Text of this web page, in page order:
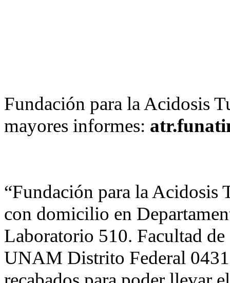
Fundación para la Acidosis
mayores informes:
“Fundación para la
con domicilio en
Laboratorio 510. Facultad
UNAM Distrito Federal